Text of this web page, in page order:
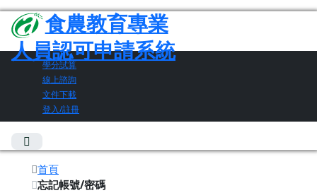
食農教育專業
人員認可申請系統
學分試算
線上諮詢
文件下載
登入/註冊
首頁
忘記帳號/密碼